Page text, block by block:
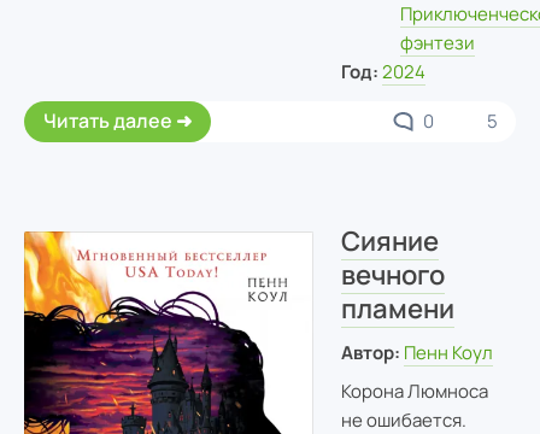
фэнтези
Год: 2024
Читать далее 0 5
Сияние
вечного
пламени
Автор: Пенн Коул
Корона Люмноса
не ошибается.